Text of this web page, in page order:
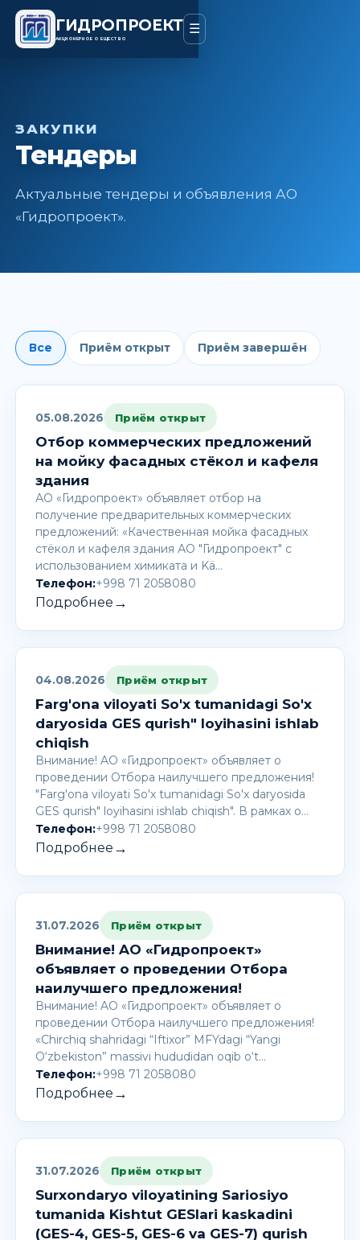
ГИДРОПРОЕКТ
АКЦИОНЕРНОЕ ОБЩЕСТВО
☰
ЗАКУПКИ
Тендеры
Актуальные тендеры и объявления АО
«Гидропроект».
Все Приём открыт Приём завершён
05.08.2026 Приём открыт
Отбор коммерческих предложений
на мойку фасадных стёкол и кафеля
здания
АО «Гидропроект» объявляет отбор на
получение предварительных коммерческих
предложений: «Качественная мойка фасадных
стёкол и кафеля здания АО "Гидропроект" с
использованием химиката и Kä…
Телефон:+998 71 2058080
Подробнее →
04.08.2026 Приём открыт
Farg'ona viloyati So'x tumanidagi So'x
daryosida GES qurish" loyihasini ishlab
chiqish
Внимание! AО «Гидропроект» объявляет о
проведении Отбора наилучшего предложения!
"Farg'ona viloyati So'x tumanidagi So'x daryosida
GES qurish" loyihasini ishlab chiqish". В рамках о…
Телефон:+998 71 2058080
Подробнее →
31.07.2026 Приём открыт
Внимание! AО «Гидропроект»
объявляет о проведении Отбора
наилучшего предложения!
Внимание! AО «Гидропроект» объявляет о
проведении Отбора наилучшего предложения!
«Chirchiq shahridagi “Iftixor” MFYdagi “Yangi
O‘zbekiston” massivi hududidan oqib o‘t…
Телефон:+998 71 2058080
Подробнее →
31.07.2026 Приём открыт
Surxondaryo viloyatining Sariosiyo
tumanida Kishtut GESlari kaskadini
(GES-4, GES-5, GES-6 va GES-7) qurish